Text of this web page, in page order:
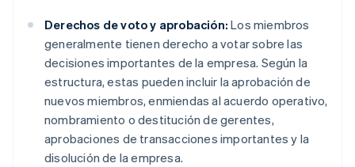
Derechos de voto y aprobación: Los miembros
generalmente tienen derecho a votar sobre las
decisiones importantes de la empresa. Según la
estructura, estas pueden incluir la aprobación de
nuevos miembros, enmiendas al acuerdo operativo,
nombramiento o destitución de gerentes,
aprobaciones de transacciones importantes y la
disolución de la empresa.